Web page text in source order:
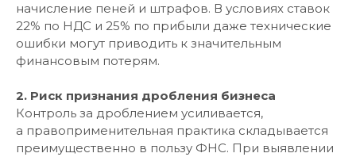
начисление пеней и штрафов. В условиях ставок
22% по НДС и 25% по прибыли даже технические
ошибки могут приводить к значительным
финансовым потерям.
2. Риск признания дробления бизнеса
Контроль за дроблением усиливается,
а правоприменительная практика складывается
преимущественно в пользу ФНС. При выявлении